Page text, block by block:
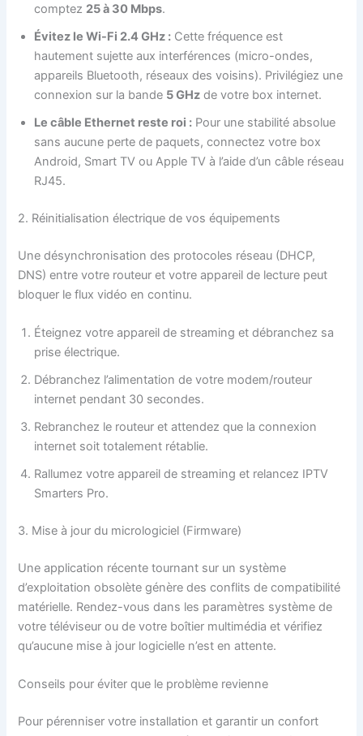
comptez 25 à 30 Mbps.
Évitez le Wi-Fi 2.4 GHz : Cette fréquence est
hautement sujette aux interférences (micro-ondes,
appareils Bluetooth, réseaux des voisins). Privilégiez une
connexion sur la bande 5 GHz de votre box internet.
Le câble Ethernet reste roi : Pour une stabilité absolue
sans aucune perte de paquets, connectez votre box
Android, Smart TV ou Apple TV à l’aide d’un câble réseau
RJ45.
2. Réinitialisation électrique de vos équipements
Une désynchronisation des protocoles réseau (DHCP,
DNS) entre votre routeur et votre appareil de lecture peut
bloquer le flux vidéo en continu.
Éteignez votre appareil de streaming et débranchez sa
prise électrique.
Débranchez l’alimentation de votre modem/routeur
internet pendant 30 secondes.
Rebranchez le routeur et attendez que la connexion
internet soit totalement rétablie.
Rallumez votre appareil de streaming et relancez IPTV
Smarters Pro.
3. Mise à jour du micrologiciel (Firmware)
Une application récente tournant sur un système
d’exploitation obsolète génère des conflits de compatibilité
matérielle. Rendez-vous dans les paramètres système de
votre téléviseur ou de votre boîtier multimédia et vérifiez
qu’aucune mise à jour logicielle n’est en attente.
Conseils pour éviter que le problème revienne
Pour pérenniser votre installation et garantir un confort